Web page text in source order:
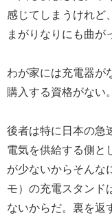
感じてしまうけれど
まがりなりにも曲が
わが家には充電器が
購入する資格がない。
後者は特に日本の急
電気を供給する側と
が少ないからそんな
モ）の充電スタンド
ないからだ。裏を返